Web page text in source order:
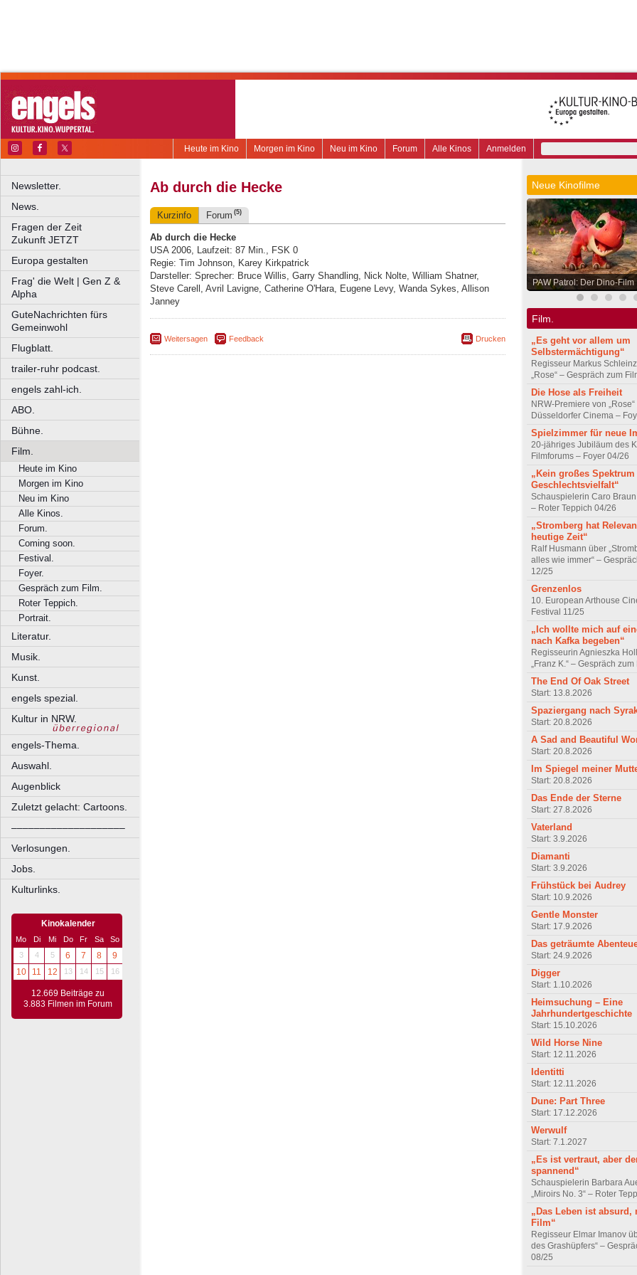
Anmelden
Alle Kinos
Forum
Neu im Kino
Morgen im Kino
Heute im Kino
Newsletter.
News.
Fragen der Zeit
Zukunft JETZT
Europa gestalten
Frag' die Welt | Gen Z &
Alpha
GuteNachrichten fürs
Gemeinwohl
Flugblatt.
trailer-ruhr podcast.
engels zahl-ich.
ABO.
Bühne.
Film.
Heute im Kino
Morgen im Kino
Neu im Kino
Alle Kinos.
Forum.
Coming soon.
Festival.
Foyer.
Gespräch zum Film.
Roter Teppich.
Portrait.
Literatur.
Musik.
Kunst.
engels spezial.
Kultur in NRW.
engels-Thema.
Auswahl.
Augenblick
Zuletzt gelacht: Cartoons.
––––––––––––––––––––
Verlosungen.
Jobs.
Kulturlinks.
Kinokalender
Mo Di Mi Do Fr Sa
So
3
4 5 6 7 8
9
10
11 12 13 14 15 16
12.669 Beiträge zu
3.883 Filmen im Forum
Ab durch die Hecke
Kurzinfo Forum (5)
Ab durch die Hecke
USA 2006, Laufzeit: 87 Min., FSK 0
Regie: Tim Johnson, Karey Kirkpatrick
Darsteller: Sprecher: Bruce Willis, Garry Shandling, Nick Nolte, William Shatner,
Steve Carell, Avril Lavigne, Catherine O'Hara, Eugene Levy, Wanda Sykes, Allison
Janney
Weitersagen Feedback Drucken
Neue Kinofilme
PAW Patrol: Der Dino-Film
Film.
„Es geht vor allem um
Selbstermächtigung“
Regisseur Markus
„Rose“ – Gespräch zum
Die Hose als Freiheit
NRW-Premiere von „Rose“
Düsseldorfer Cinema –
Spielzimmer für neue
20-jähriges Jubiläum des
Filmforums – Foyer 04/26
„Kein großes Spektrum
Geschlechtsvielfalt“
Schauspielerin Caro Braun
– Roter Teppich 04/26
„Stromberg hat
heutige Zeit“
Ralf Husmann über
alles wie immer“ –
12/25
Grenzenlos
10. European Arthouse
Festival 11/25
„Ich wollte mich auf
nach Kafka begeben“
Regisseurin Agnieszka
„Franz K.“ – Gespräch
The End Of Oak Street
Start: 13.8.2026
Spaziergang nach
Start: 20.8.2026
A Sad and Beautiful
Start: 20.8.2026
Im Spiegel meiner
Start: 20.8.2026
Das Ende der Sterne
Start: 27.8.2026
Vaterland
Start: 3.9.2026
Diamanti
Start: 3.9.2026
Frühstück bei Audrey
Start: 10.9.2026
Gentle Monster
Start: 17.9.2026
Das geträumte
Start: 24.9.2026
Digger
Start: 1.10.2026
Heimsuchung – Eine
Jahrhundertgeschichte
Start: 15.10.2026
Wild Horse Nine
Start: 12.11.2026
Identitti
Start: 12.11.2026
Dune: Part Three
Start: 17.12.2026
Werwulf
Start: 7.1.2027
„Es ist vertraut, aber
spannend“
Schauspielerin Barbara
„Miroirs No. 3“ – Roter
„Das Leben ist absurd,
Film“
Regisseur Elmar Imanov
des Grashüpfers“ –
08/25